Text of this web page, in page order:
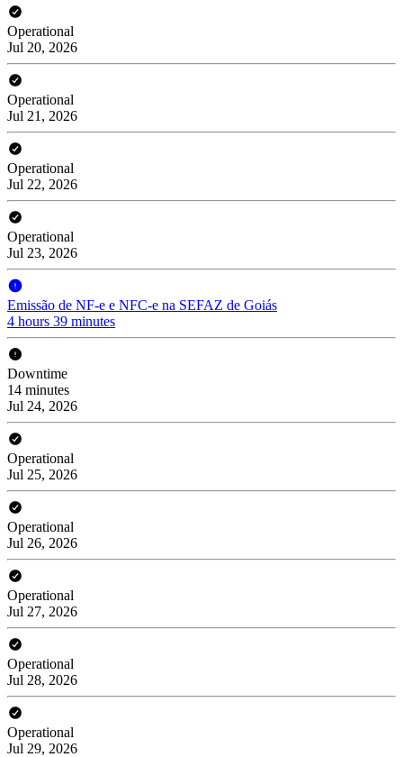
Operational
Jul 20, 2026
Operational
Jul 21, 2026
Operational
Jul 22, 2026
Operational
Jul 23, 2026
Emissão de NF-e e NFC-e na SEFAZ de Goiás
4 hours 39 minutes
Downtime
14 minutes
Jul 24, 2026
Operational
Jul 25, 2026
Operational
Jul 26, 2026
Operational
Jul 27, 2026
Operational
Jul 28, 2026
Operational
Jul 29, 2026